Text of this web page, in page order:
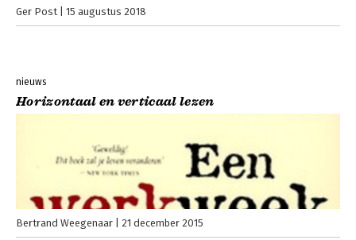
Ger Post 15 augustus 2018
nieuws
Horizontaal en verticaal lezen
Bertrand Weegenaar 21 december 2015